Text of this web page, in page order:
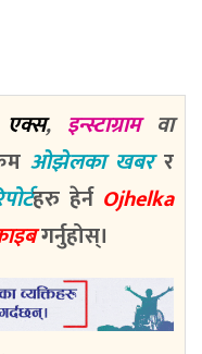
एक्स, इन्स्टाग्रामवा
ओझेलका खबरर
हरु हेर्न Ojhelka
गर्नुहोस्।